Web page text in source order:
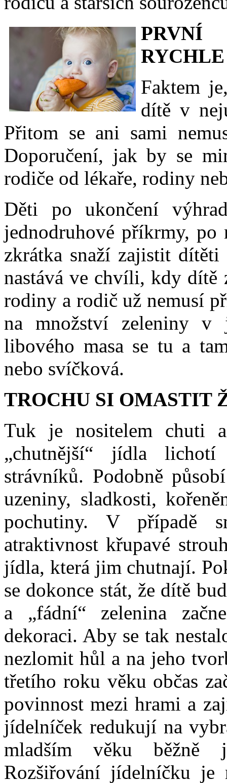
PRVNÍ
Faktem
dítě v
Přitom se ani sami
Doporučení, jak by se
rodiče od lékaře, rodiny
Děti po ukončení
jednodruhové příkrmy, po
zkrátka snaží zajistit
nastává ve chvíli, kdy dítě
rodiny a rodič už nemusí
na množství zeleniny v
libového masa se tu a
nebo svíčková.
TROCHU SI OMASTIT
Tuk je nositelem chuti
„chutnější“ jídla
strávníků. Podobně
uzeniny, sladkosti,
pochutiny. V případě
atraktivnost křupavé
jídla, která jim chutnají.
se dokonce stát, že dítě
a „fádní“ zelenina
dekoraci. Aby se tak
nezlomit hůl a na jeho
třetího roku věku občas
povinnost mezi hrami a
jídelníček redukují na
mladším věku běžně
Rozšiřování jídelníčku je